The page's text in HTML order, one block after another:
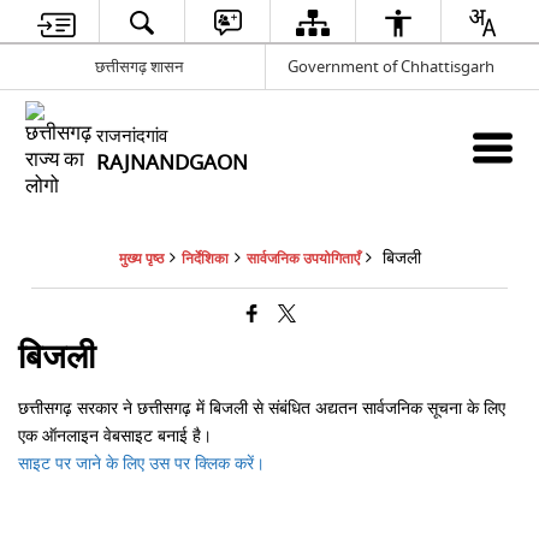
छत्तीसगढ़ शासन Government of Chhattisgarh
राजनांदगांव
RAJNANDGAON
मुख्य पृष्ठ निर्देशिका सार्वजनिक उपयोगिताएँ बिजली
बिजली
छत्तीसगढ़ सरकार ने छत्तीसगढ़ में बिजली से संबंधित अद्यतन सार्वजनिक सूचना के लिए
एक ऑनलाइन वेबसाइट बनाई है।
साइट पर जाने के लिए उस पर क्लिक करें।